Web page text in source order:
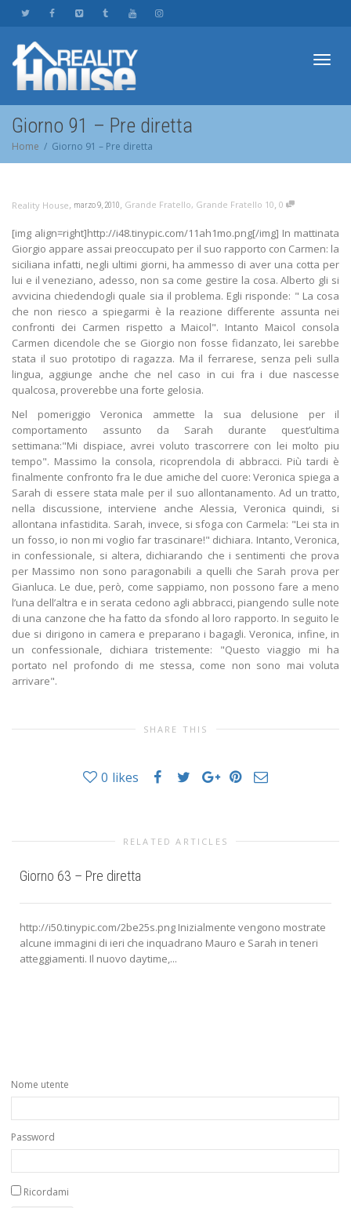
Giorno 91 – Pre diretta
Home Giorno 91 – Pre diretta
Reality House, marzo 9, 2010, Grande Fratello, Grande Fratello 10, 0
[img align=right]http://i48.tinypic.com/11ah1mo.png[/img] In mattinata
Giorgio appare assai preoccupato per il suo rapporto con Carmen: la
siciliana infatti, negli ultimi giorni, ha ammesso di aver una cotta per
lui e il veneziano, adesso, non sa come gestire la cosa. Alberto gli si
avvicina chiedendogli quale sia il problema. Egli risponde: " La cosa
che non riesco a spiegarmi è la reazione differente assunta nei
confronti dei Carmen rispetto a Maicol". Intanto Maicol consola
Carmen dicendole che se Giorgio non fosse fidanzato, lei sarebbe
stata il suo prototipo di ragazza. Ma il ferrarese, senza peli sulla
lingua, aggiunge anche che nel caso in cui fra i due nascesse
qualcosa, proverebbe una forte gelosia.
Nel pomeriggio Veronica ammette la sua delusione per il
comportamento assunto da Sarah durante quest’ultima
settimana:"Mi dispiace, avrei voluto trascorrere con lei molto piu
tempo". Massimo la consola, ricoprendola di abbracci. Più tardi è
finalmente confronto fra le due amiche del cuore: Veronica spiega a
Sarah di essere stata male per il suo allontanamento. Ad un tratto,
nella discussione, interviene anche Alessia, Veronica quindi, si
allontana infastidita. Sarah, invece, si sfoga con Carmela: "Lei sta in
un fosso, io non mi voglio far trascinare!" dichiara. Intanto, Veronica,
in confessionale, si altera, dichiarando che i sentimenti che prova
per Massimo non sono paragonabili a quelli che Sarah prova per
Gianluca. Le due, però, come sappiamo, non possono fare a meno
l’una dell’altra e in serata cedono agli abbracci, piangendo sulle note
di una canzone che ha fatto da sfondo al loro rapporto. In seguito le
due si dirigono in camera e preparano i bagagli. Veronica, infine, in
un confessionale, dichiara tristemente: "Questo viaggio mi ha
portato nel profondo di me stessa, come non sono mai voluta
arrivare".
SHARE THIS
0 likes
RELATED ARTICLES
Giorno 63 – Pre diretta
http://i50.tinypic.com/2be25s.png Inizialmente vengono mostrate
alcune immagini di ieri che inquadrano Mauro e Sarah in teneri
atteggiamenti. Il nuovo daytime,...
Nome utente
Password
Ricordami